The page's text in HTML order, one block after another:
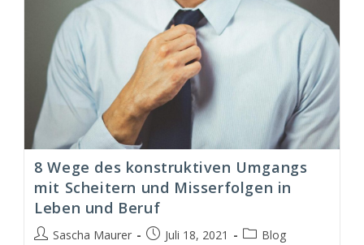
8 Wege des konstruktiven Umgangs
mit Scheitern und Misserfolgen in
Leben und Beruf
Beitrags-
Sascha Maurer
BeitragJuli 18, 2021
Beitrags-
Blog